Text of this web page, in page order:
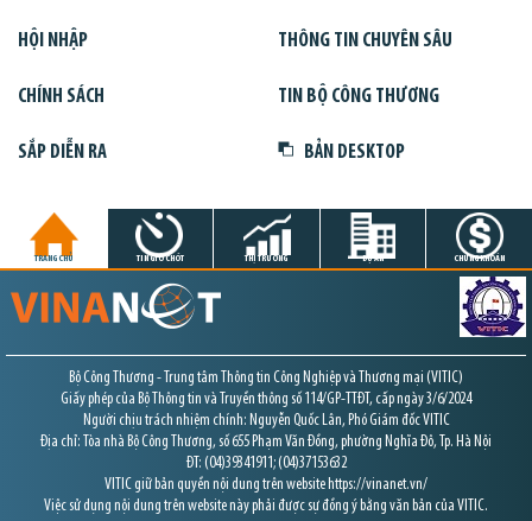
HỘI NHẬP THÔNG TIN CHUYÊN SÂU
CHÍNH SÁCH TIN BỘ CÔNG THƯƠNG
SẮP DIỄN RA BẢN DESKTOP
TRANG CHỦ TIN GIỜ CHÓT THỊ TRƯỜNG DỰ ÁN CHỨNG KHOÁN
Bộ Công Thương - Trung tâm Thông tin Công Nghiệp và Thương mại (VITIC)
Giấy phép của Bộ Thông tin và Truyền thông số 114/GP-TTĐT, cấp ngày 3/6/2024
Người chịu trách nhiệm chính: Nguyễn Quốc Lân, Phó Giám đốc VITIC
Địa chỉ: Tòa nhà Bộ Công Thương, số 655 Phạm Văn Đồng, phường Nghĩa Đô, Tp. Hà Nội
ĐT: (04)39341911; (04)37153632
VITIC giữ bản quyền nội dung trên website https://vinanet.vn/
Việc sử dụng nội dung trên website này phải được sự đồng ý bằng văn bản của VITIC.